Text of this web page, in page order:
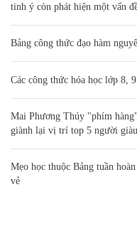
tinh ý còn phát hiện một vấn
Bảng công thức đạo hàm
Các công thức hóa học lớp 8,
Mai Phương Thúy "phím
giành lại vị trí top 5 người
Mẹo học thuộc Bảng tuần
vẻ